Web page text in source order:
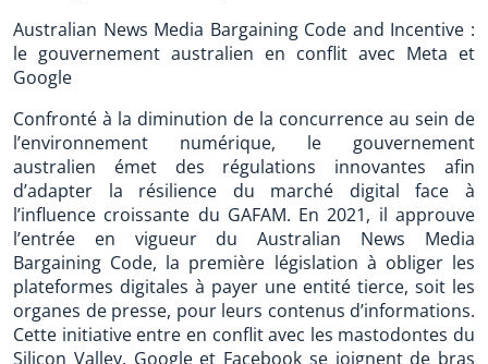
Australian News Media Bargaining Code and Incentive :
le gouvernement australien en conflit avec Meta et
Google
Confronté à la diminution de la concurrence au sein de
l’environnement numérique, le gouvernement
australien émet des régulations innovantes afin
d’adapter la résilience du marché digital face à
l’influence croissante du GAFAM. En 2021, il approuve
l’entrée en vigueur du Australian News Media
Bargaining Code, la première législation à obliger les
plateformes digitales à payer une entité tierce, soit les
organes de presse, pour leurs contenus d’informations.
Cette initiative entre en conflit avec les mastodontes du
Silicon Valley. Google et Facebook se joignent de bras